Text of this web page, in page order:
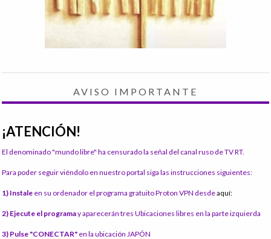
AVISO IMPORTANTE
¡ATENCIÓN!
El denominado "mundo libre" ha censurado la señal del canal ruso de TV RT.
Para poder seguir viéndolo en nuestro portal siga las instrucciones siguientes:
1) Instale en su ordenador el programa gratuito Proton VPN desdeaquí:
2) Ejecute el programay aparecerán tres Ubicaciones libres en la parte izquierda
3) Pulse "CONECTAR" en la ubicación JAPÓN